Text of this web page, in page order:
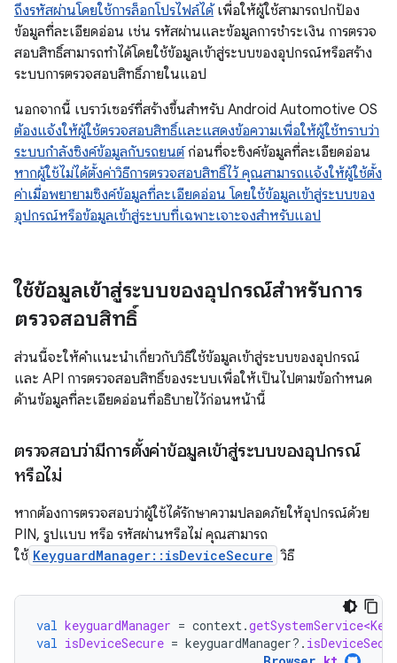
ถึงรหัสผ่านโดยใช้การล็อกโปรไฟล์ได้เพื่อให้ผู้ใช้สามารถปกป้อง
ข้อมูลที่ละเอียดอ่อน เช่น รหัสผ่านและข้อมูลการชำระเงิน การตรวจ
สอบสิทธิ์สามารถทำได้โดยใช้ข้อมูลเข้าสู่ระบบของอุปกรณ์หรือสร้าง
ระบบการตรวจสอบสิทธิ์ภายในแอป
นอกจากนี้ เบราว์เซอร์ที่สร้างขึ้นสำหรับ Android Automotive OS
ต้องแจ้งให้ผู้ใช้ตรวจสอบสิทธิ์และแสดงข้อความเพื่อให้ผู้ใช้ทราบว่า
ระบบกำลังซิงค์ข้อมูลกับรถยนต์ก่อนที่จะซิงค์ข้อมูลที่ละเอียดอ่อน
หากผู้ใช้ไม่ได้ตั้งค่าวิธีการตรวจสอบสิทธิ์ไว้ คุณสามารถแจ้งให้ผู้ใช้ตั้ง
ค่าเมื่อพยายามซิงค์ข้อมูลที่ละเอียดอ่อน โดยใช้ข้อมูลเข้าสู่ระบบของ
อุปกรณ์หรือข้อมูลเข้าสู่ระบบที่เฉพาะเจาะจงสำหรับแอป
ใช้ข้อมูลเข้าสู่ระบบของอุปกรณ์สำหรับการ
ตรวจสอบสิทธิ์
ส่วนนี้จะให้คำแนะนำเกี่ยวกับวิธีใช้ข้อมูลเข้าสู่ระบบของอุปกรณ์
และ API การตรวจสอบสิทธิ์ของระบบเพื่อให้เป็นไปตามข้อกำหนด
ด้านข้อมูลที่ละเอียดอ่อนที่อธิบายไว้ก่อนหน้านี้
ตรวจสอบว่ามีการตั้งค่าข้อมูลเข้าสู่ระบบของอุปกรณ์
หรือไม่
หากต้องการตรวจสอบว่าผู้ใช้ได้รักษาความปลอดภัยให้อุปกรณ์ด้วย
PIN, รูปแบบ หรือ รหัสผ่านหรือไม่ คุณสามารถ
ใช้ KeyguardManager::isDeviceSecure วิธี
val keyguardManager = context.
val isDeviceSecure = keyguardManager?.